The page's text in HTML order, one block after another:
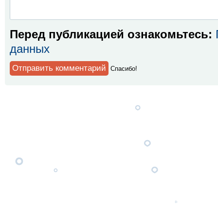
Перед публикацией ознакомьтесь:
данных
Спaсибо!